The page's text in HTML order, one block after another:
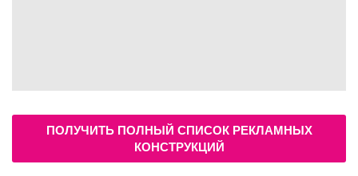
ПОЛУЧИТЬ ПОЛНЫЙ СПИСОК РЕКЛАМНЫХ
КОНСТРУКЦИЙ